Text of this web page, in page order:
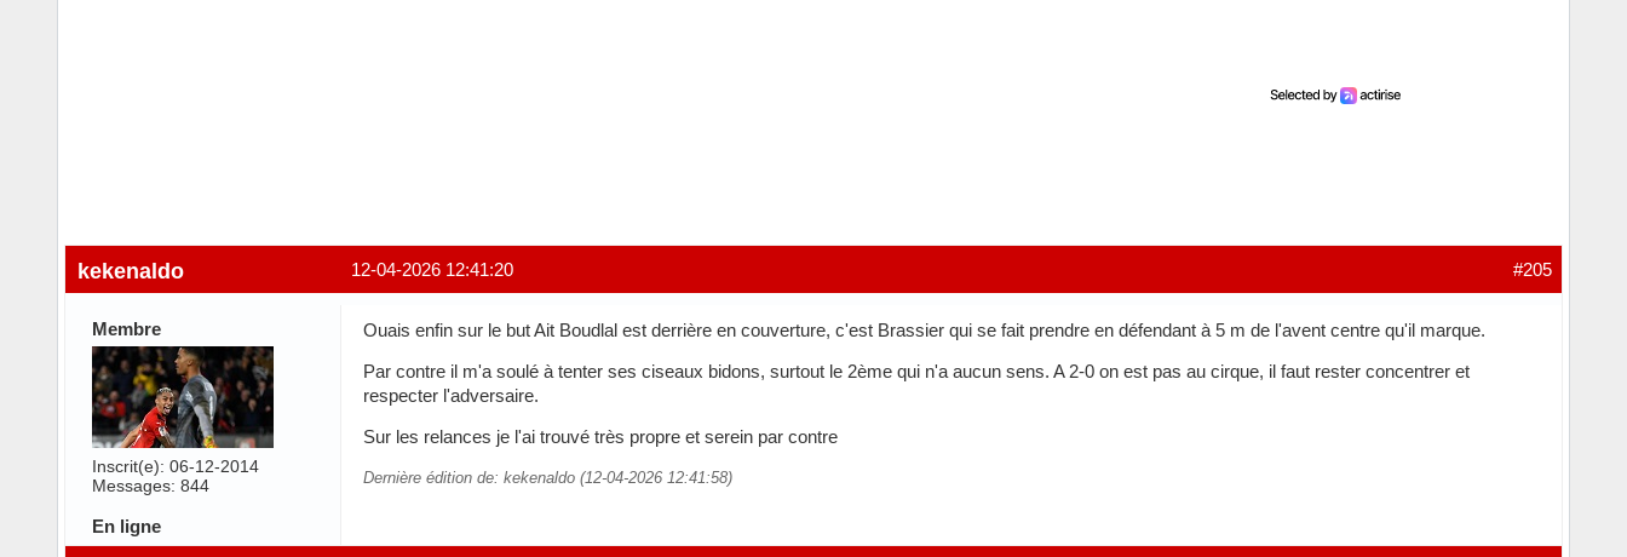
#205
12-04-2026 12:41:20
kekenaldo
Membre
Inscrit(e): 06-12-2014
Messages: 844
Ouais enfin sur le but Ait Boudlal est derrière en couverture, c'est Brassier qui se fait prendre en défendant à 5 m de l'avent centre qu'il marque.
Par contre il m'a soulé à tenter ses ciseaux bidons, surtout le 2ème qui n'a aucun sens. A 2-0 on est pas au cirque, il faut rester concentrer et
respecter l'adversaire.
Sur les relances je l'ai trouvé très propre et serein par contre
Dernière édition de: kekenaldo (12-04-2026 12:41:58)
En ligne